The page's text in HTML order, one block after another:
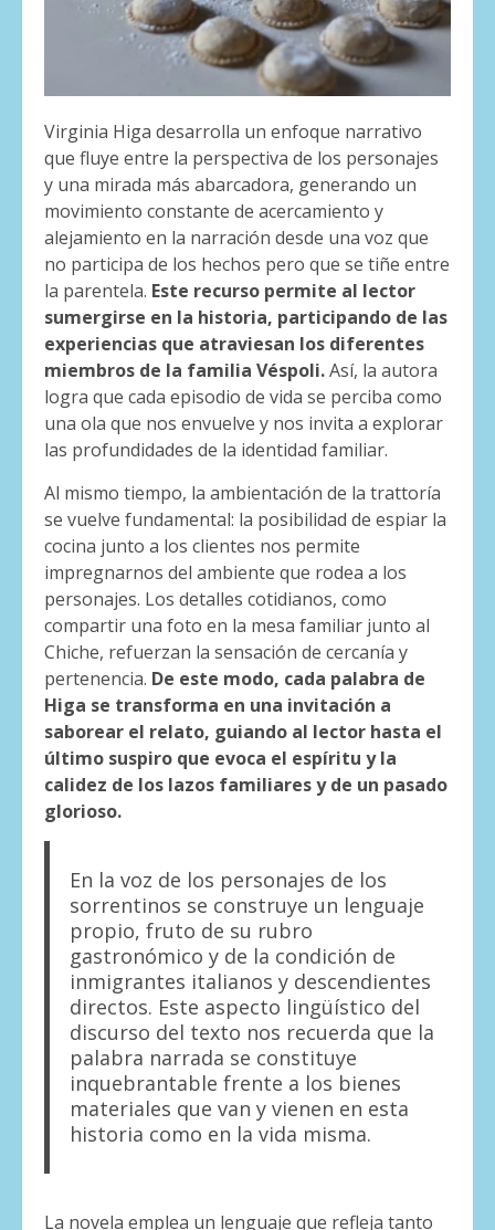
Virginia Higa desarrolla un enfoque narrativo
que fluye entre la perspectiva de los personajes
y una mirada más abarcadora, generando un
movimiento constante de acercamiento y
alejamiento en la narración desde una voz que
no participa de los hechos pero que se tiñe entre
la parentela. Este recurso permite al lector
sumergirse en la historia, participando de las
experiencias que atraviesan los diferentes
miembros de la familia Véspoli.Así, la autora
logra que cada episodio de vida se perciba como
una ola que nos envuelve y nos invita a explorar
las profundidades de la identidad familiar.
Al mismo tiempo, la ambientación de la trattoría
se vuelve fundamental: la posibilidad de espiar la
cocina junto a los clientes nos permite
impregnarnos del ambiente que rodea a los
personajes. Los detalles cotidianos, como
compartir una foto en la mesa familiar junto al
Chiche, refuerzan la sensación de cercanía y
pertenencia. De este modo, cada palabra de
Higa se transforma en una invitación a
saborear el relato, guiando al lector hasta el
último suspiro que evoca el espíritu y la
calidez de los lazos familiares y de un pasado
glorioso.
En la voz de los personajes de los
sorrentinos se construye un lenguaje
propio, fruto de su rubro
gastronómico y de la condición de
inmigrantes italianos y descendientes
directos. Este aspecto lingüístico del
discurso del texto nos recuerda que la
palabra narrada se constituye
inquebrantable frente a los bienes
materiales que van y vienen en esta
historia como en la vida misma.
La novela emplea un lenguaje que refleja tanto